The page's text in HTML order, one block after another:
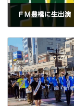
ＦＭ豊橋に生出演